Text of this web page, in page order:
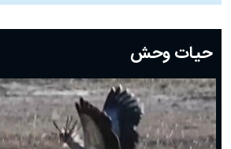
دعای روز بیستم ماه رمضان؛ ۱۹ اسفند ۱۴۰۴
دعای روز هشتم ماه مبارک رمضان؛ ۷ اسفند ماه ۱۴۰۴
دعای روز هفتم ماه رمضان؛ ۶ اسفند ۱۴۰۴
دعای روز ششم ماه رمضان؛ ۵ اسفند ۱۴۰۴
دعای روز پنجم ماه رمضان؛ ۴ اسفند ۱۴۰۴
دعای روز چهارم ماه مبارک رمضان؛ ۳ اسفند ۱۴۰۴
حیات وحش